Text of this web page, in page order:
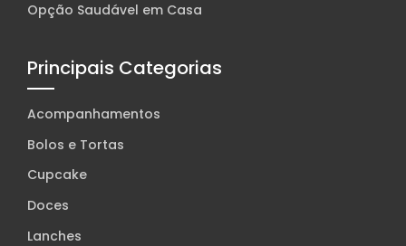
Opção Saudável em Casa
Principais Categorias
Acompanhamentos
Bolos e Tortas
Cupcake
Doces
Lanches